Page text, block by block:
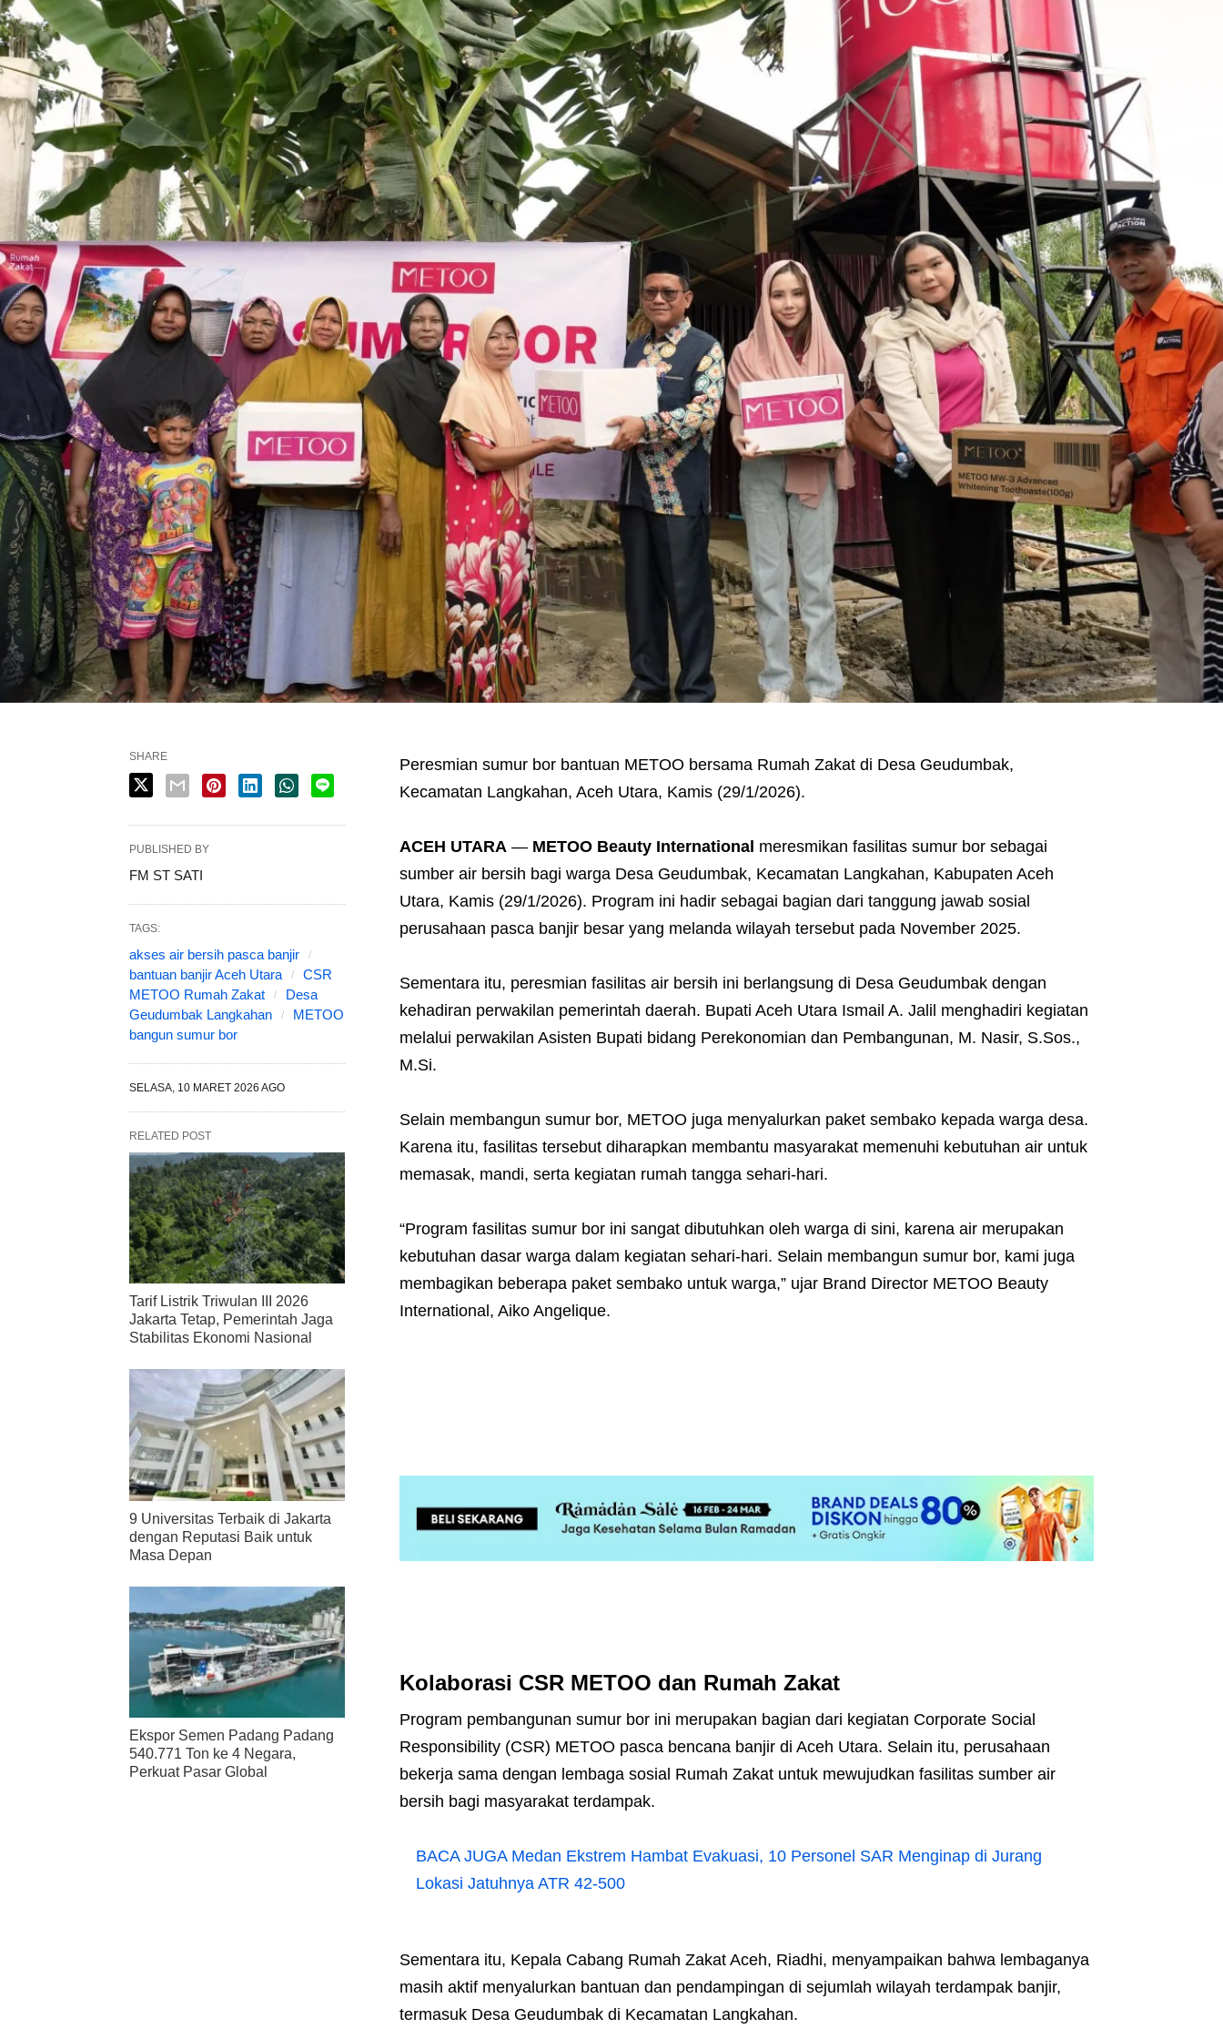
Peresmian sumur bor bantuan METOO bersama Rumah Zakat di Desa Geudumbak,
Kecamatan Langkahan, Aceh Utara, Kamis (29/1/2026).
ACEH UTARA— METOO Beauty International meresmikan fasilitas sumur bor sebagai
sumber air bersih bagi warga Desa Geudumbak, Kecamatan Langkahan, Kabupaten Aceh
Utara, Kamis (29/1/2026). Program ini hadir sebagai bagian dari tanggung jawab sosial
perusahaan pasca banjir besar yang melanda wilayah tersebut pada November 2025.
Sementara itu, peresmian fasilitas air bersih ini berlangsung di Desa Geudumbak dengan
kehadiran perwakilan pemerintah daerah. Bupati Aceh Utara Ismail A. Jalil menghadiri kegiatan
melalui perwakilan Asisten Bupati bidang Perekonomian dan Pembangunan, M. Nasir, S.Sos.,
M.Si.
Selain membangun sumur bor, METOO juga menyalurkan paket sembako kepada warga desa.
Karena itu, fasilitas tersebut diharapkan membantu masyarakat memenuhi kebutuhan air untuk
memasak, mandi, serta kegiatan rumah tangga sehari-hari.
“Program fasilitas sumur bor ini sangat dibutuhkan oleh warga di sini, karena air merupakan
kebutuhan dasar warga dalam kegiatan sehari-hari. Selain membangun sumur bor, kami juga
membagikan beberapa paket sembako untuk warga,” ujar Brand Director METOO Beauty
International, Aiko Angelique.
Kolaborasi CSR METOO dan Rumah Zakat
Program pembangunan sumur bor ini merupakan bagian dari kegiatan Corporate Social
Responsibility (CSR) METOO pasca bencana banjir di Aceh Utara. Selain itu, perusahaan
bekerja sama dengan lembaga sosial Rumah Zakat untuk mewujudkan fasilitas sumber air
bersih bagi masyarakat terdampak.
BACA JUGA Medan Ekstrem Hambat Evakuasi, 10 Personel SAR Menginap di Jurang
Lokasi Jatuhnya ATR 42-500
Sementara itu, Kepala Cabang Rumah Zakat Aceh, Riadhi, menyampaikan bahwa lembaganya
masih aktif menyalurkan bantuan dan pendampingan di sejumlah wilayah terdampak banjir,
termasuk Desa Geudumbak di Kecamatan Langkahan.
SHARE
PUBLISHED BY
FM ST SATI
TAGS:
akses air bersih pasca banjir
bantuan banjir Aceh Utara
CSR
METOO Rumah Zakat
Desa
Geudumbak Langkahan
METOO
bangun sumur bor
SELASA, 10 MARET 2026 AGO
RELATED POST
Tarif Listrik Triwulan III 2026
Jakarta Tetap, Pemerintah Jaga
Stabilitas Ekonomi Nasional
9 Universitas Terbaik di Jakarta
dengan Reputasi Baik untuk
Masa Depan
Ekspor Semen Padang Padang
540.771 Ton ke 4 Negara,
Perkuat Pasar Global